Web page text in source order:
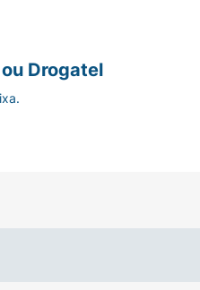
para que seu bebê
irritações
Drogatel